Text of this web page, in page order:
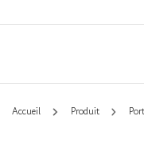
Accueil Produit